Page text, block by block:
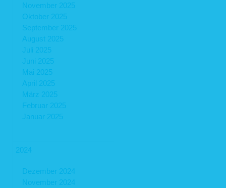
November 2025
Oktober 2025
September 2025
August 2025
Juli 2025
Juni 2025
Mai 2025
April 2025
März 2025
Februar 2025
Januar 2025
2024
Dezember 2024
November 2024